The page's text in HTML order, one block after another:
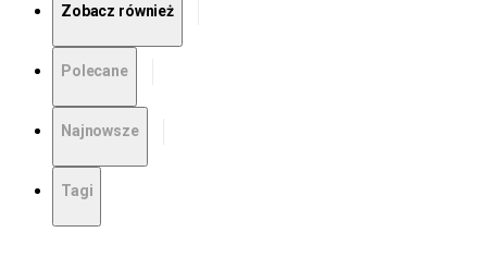
Zobacz również
Polecane
Najnowsze
Tagi